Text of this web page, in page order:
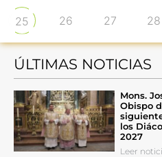
25 26 27 28
ÚLTIMAS NOTICIAS
Mons.
Obispo
los
2027
Leer